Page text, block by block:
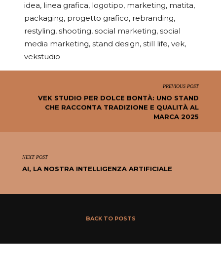
idea, linea grafica, logotipo, marketing, matita,
packaging, progetto grafico, rebranding,
restyling,shooting,social marketing,social
media marketing,stand design,still life,vek,
vekstudio
PREVIOUS POST
VEK STUDIO PER DOLCE BONTÀ: UNO STAND
CHE RACCONTA TRADIZIONE E QUALITÀ AL
MARCA 2025
NEXT POST
AI, LA NOSTRA INTELLIGENZA ARTIFICIALE
BACK TO POSTS